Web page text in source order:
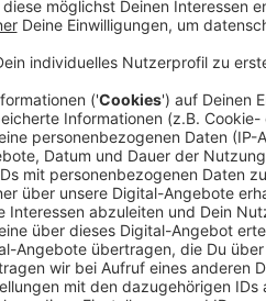
Radio
Anzeige
Heiligenhaus:
Auf dem